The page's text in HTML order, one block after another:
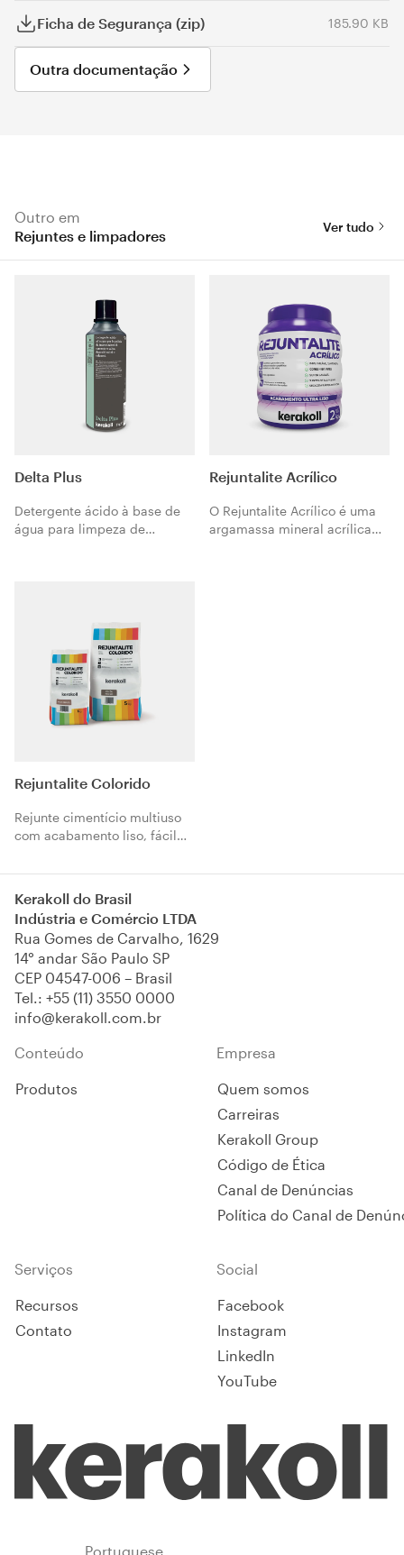
Ficha de Segurança (zip) 185.90 KB
Outra documentação
Outro em
Rejuntes e limpadores
Ver tudo
Delta Plus
Detergente ácido à base de
água para limpeza de
Rejuntalite Acrílico
O Rejuntalite Acrílico é uma
argamassa mineral acrílica
Rejuntalite Colorido
Rejunte cimentício multiuso
com acabamento liso, fácil
disponível em 15 cores
formação de fungos.
Classificado Tipo II conforme
a norma ABNT NBR 14.992.
Kerakoll do Brasil
Indústria e Comércio LTDA
Rua Gomes de Carvalho, 1629
14° andar São Paulo SP
CEP 04547-006 – Brasil
Tel.: +55 (11) 3550 0000
info@kerakoll.com.br
Conteúdo
Produtos
Empresa
Quem somos
Carreiras
Kerakoll Group
Código de Ética
Canal de Denúncias
Política do Canal de
Serviços
Recursos
Contato
Social
Facebook
Instagram
LinkedIn
YouTube
Portuguese